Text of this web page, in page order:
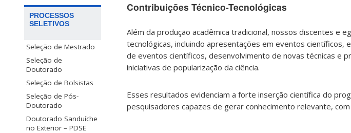
PROCESSOS
SELETIVOS
Seleção de Mestrado
Seleção de
Doutorado
Seleção de Bolsistas
Seleção de Pós-
Doutorado
Doutorado Sanduíche
no Exterior – PDSE
Contribuições Técnico-Tecnológicas
Além da produção acadêmica tradicional, nossos discentes e
tecnológicas, incluindo apresentações em eventos científicos,
de eventos científicos, desenvolvimento de novas técnicas e
iniciativas de popularização da ciência.
Esses resultados evidenciam a forte inserção científica do
pesquisadores capazes de gerar conhecimento relevante,